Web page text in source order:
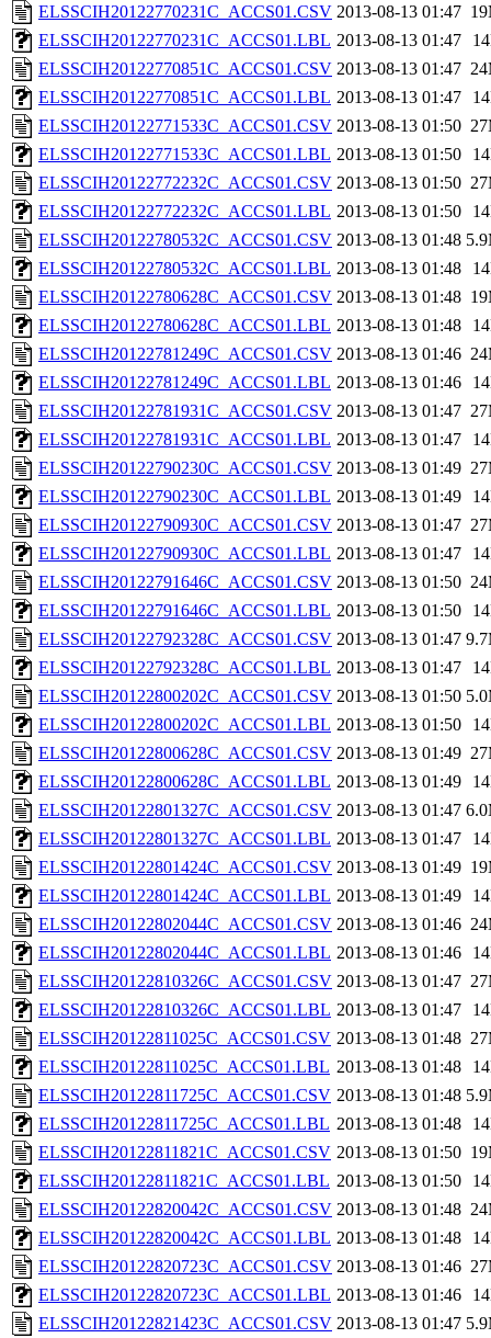
ELSSCIH20122770231C_ACCS01.CSV 2013-08-13 01:47
ELSSCIH20122770231C_ACCS01.LBL 2013-08-13 01:47
ELSSCIH20122770851C_ACCS01.CSV 2013-08-13 01:47
ELSSCIH20122770851C_ACCS01.LBL 2013-08-13 01:47
ELSSCIH20122771533C_ACCS01.CSV 2013-08-13 01:50
ELSSCIH20122771533C_ACCS01.LBL 2013-08-13 01:50
ELSSCIH20122772232C_ACCS01.CSV 2013-08-13 01:50
ELSSCIH20122772232C_ACCS01.LBL 2013-08-13 01:50
ELSSCIH20122780532C_ACCS01.CSV 2013-08-13 01:48
ELSSCIH20122780532C_ACCS01.LBL 2013-08-13 01:48
ELSSCIH20122780628C_ACCS01.CSV 2013-08-13 01:48
ELSSCIH20122780628C_ACCS01.LBL 2013-08-13 01:48
ELSSCIH20122781249C_ACCS01.CSV 2013-08-13 01:46
ELSSCIH20122781249C_ACCS01.LBL 2013-08-13 01:46
ELSSCIH20122781931C_ACCS01.CSV 2013-08-13 01:47
ELSSCIH20122781931C_ACCS01.LBL 2013-08-13 01:47
ELSSCIH20122790230C_ACCS01.CSV 2013-08-13 01:49
ELSSCIH20122790230C_ACCS01.LBL 2013-08-13 01:49
ELSSCIH20122790930C_ACCS01.CSV 2013-08-13 01:47
ELSSCIH20122790930C_ACCS01.LBL 2013-08-13 01:47
ELSSCIH20122791646C_ACCS01.CSV 2013-08-13 01:50
ELSSCIH20122791646C_ACCS01.LBL 2013-08-13 01:50
ELSSCIH20122792328C_ACCS01.CSV 2013-08-13 01:47
ELSSCIH20122792328C_ACCS01.LBL 2013-08-13 01:47
ELSSCIH20122800202C_ACCS01.CSV 2013-08-13 01:50
ELSSCIH20122800202C_ACCS01.LBL 2013-08-13 01:50
ELSSCIH20122800628C_ACCS01.CSV 2013-08-13 01:49
ELSSCIH20122800628C_ACCS01.LBL 2013-08-13 01:49
ELSSCIH20122801327C_ACCS01.CSV 2013-08-13 01:47
ELSSCIH20122801327C_ACCS01.LBL 2013-08-13 01:47
ELSSCIH20122801424C_ACCS01.CSV 2013-08-13 01:49
ELSSCIH20122801424C_ACCS01.LBL 2013-08-13 01:49
ELSSCIH20122802044C_ACCS01.CSV 2013-08-13 01:46
ELSSCIH20122802044C_ACCS01.LBL 2013-08-13 01:46
ELSSCIH20122810326C_ACCS01.CSV 2013-08-13 01:47
ELSSCIH20122810326C_ACCS01.LBL 2013-08-13 01:47
ELSSCIH20122811025C_ACCS01.CSV 2013-08-13 01:48
ELSSCIH20122811025C_ACCS01.LBL 2013-08-13 01:48
ELSSCIH20122811725C_ACCS01.CSV 2013-08-13 01:48
ELSSCIH20122811725C_ACCS01.LBL 2013-08-13 01:48
ELSSCIH20122811821C_ACCS01.CSV 2013-08-13 01:50
ELSSCIH20122811821C_ACCS01.LBL 2013-08-13 01:50
ELSSCIH20122820042C_ACCS01.CSV 2013-08-13 01:48
ELSSCIH20122820042C_ACCS01.LBL 2013-08-13 01:48
ELSSCIH20122820723C_ACCS01.CSV 2013-08-13 01:46
ELSSCIH20122820723C_ACCS01.LBL 2013-08-13 01:46
ELSSCIH20122821423C_ACCS01.CSV 2013-08-13 01:47